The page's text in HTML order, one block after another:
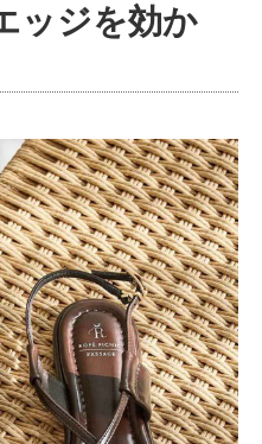
ッジを効か